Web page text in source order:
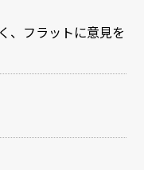
、フラットに意見を